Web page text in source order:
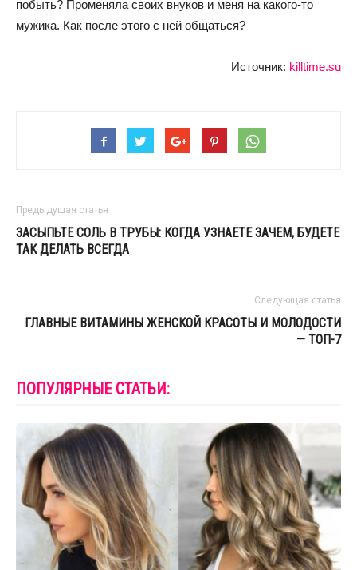
побыть? Променяла своих внуков и меня на какого-то
мужика. Как после этого с ней общаться?
Источник: killtime.su
Предыдущая статья
ЗАСЫПЬТЕ СОЛЬ В ТРУБЫ: КОГДА УЗНАЕТЕ ЗАЧЕМ, БУДЕТЕ
ТАК ДЕЛАТЬ ВСЕГДА
Следующая статья
ГЛАВНЫЕ ВИТАМИНЫ ЖЕНСКОЙ КРАСОТЫ И МОЛОДОСТИ
— ТОП-7
ПОПУЛЯРНЫЕ СТАТЬИ: